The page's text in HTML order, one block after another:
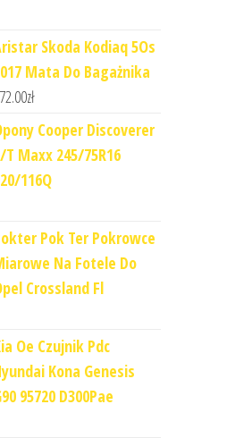
Skoda Kodiaq 5Os
Mata Do Bagażnika
zł
Cooper Discoverer
T Maxx 245/75R16
116Q
Pok Ter Pokrowce
Na Fotele Do
Crossland Fl
Oe Czujnik Pdc
Kona Genesis
95720 D300Pae